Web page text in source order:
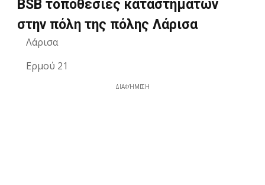
BSB τοποθεσίες καταστημάτων
στην πόλη της πόλης Λάρισα
Λάρισα
Ερμού 21
ΔΙΑΦΉΜΙΣΗ